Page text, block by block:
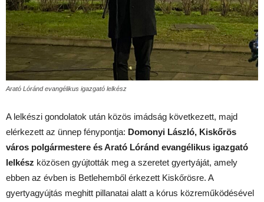
Arató Lóránd evangélikus igazgató lelkész
A lelkészi gondolatok után közös imádság következett, majd
elérkezett az ünnep fénypontja: Domonyi László, Kiskőrös
város polgármestere és Arató Lóránd evangélikus igazgató
lelkész közösen gyújtották meg a szeretet gyertyáját, amely
ebben az évben is Betlehemből érkezett Kiskőrösre. A
gyertyagyújtás meghitt pillanatai alatt a kórus közreműködésével